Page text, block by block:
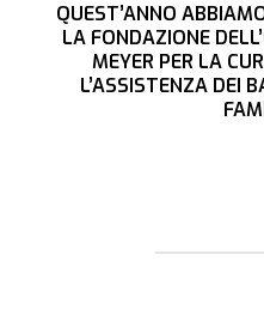
QUEST’ANNO
LA FONDAZIONE
MEYER PER LA
L’ASSISTENZA DEI